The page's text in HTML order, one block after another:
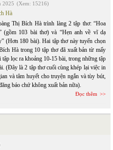
2025 (Xem: 15216)
Hà
Thị Bích Hà trình làng 2 tập thơ: “Hoa
(gồm 103 bài thơ) và “Hẹn anh về vĩ dạ
(Hơn 180 bài). Hai tập thơ này tuyển chọn
Hà trong 10 tập thơ đã xuất bản từ mấy
lọc ra khoảng 10-15 bài, trong những tập
(Đây là 2 tập thơ cuối cùng khép lại việc in
và tâm huyết cho truyện ngắn và tùy bút,
báo chứ không xuất bản nữa).
Đọc thêm